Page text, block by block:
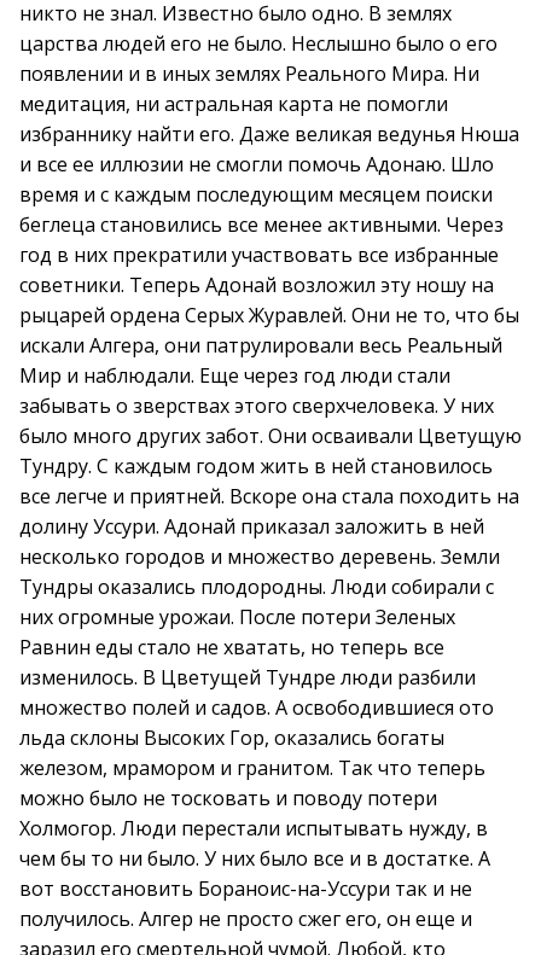
никто не знал. Известно было одно. В землях
царства людей его не было. Неслышно было о его
появлении и в иных землях Реального Мира. Ни
медитация, ни астральная карта не помогли
избраннику найти его. Даже великая ведунья Нюша
и все ее иллюзии не смогли помочь Адонаю. Шло
время и с каждым последующим месяцем поиски
беглеца становились все менее активными. Через
год в них прекратили участвовать все избранные
советники. Теперь Адонай возложил эту ношу на
рыцарей ордена Серых Журавлей. Они не то, что бы
искали Алгера, они патрулировали весь Реальный
Мир и наблюдали. Еще через год люди стали
забывать о зверствах этого сверхчеловека. У них
было много других забот. Они осваивали Цветущую
Тундру. С каждым годом жить в ней становилось
все легче и приятней. Вскоре она стала походить на
долину Уссури. Адонай приказал заложить в ней
несколько городов и множество деревень. Земли
Тундры оказались плодородны. Люди собирали с
них огромные урожаи. После потери Зеленых
Равнин еды стало не хватать, но теперь все
изменилось. В Цветущей Тундре люди разбили
множество полей и садов. А освободившиеся ото
льда склоны Высоких Гор, оказались богаты
железом, мрамором и гранитом. Так что теперь
можно было не тосковать и поводу потери
Холмогор. Люди перестали испытывать нужду, в
чем бы то ни было. У них было все и в достатке. А
вот восстановить Бораноис-на-Уссури так и не
получилось. Алгер не просто сжег его, он еще и
заразил его смертельной чумой. Любой, кто